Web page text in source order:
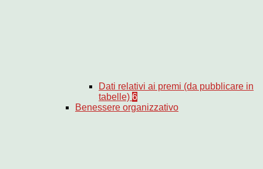
Dati relativi ai premi (da pubblicare in
tabelle) 6
Benessere organizzativo